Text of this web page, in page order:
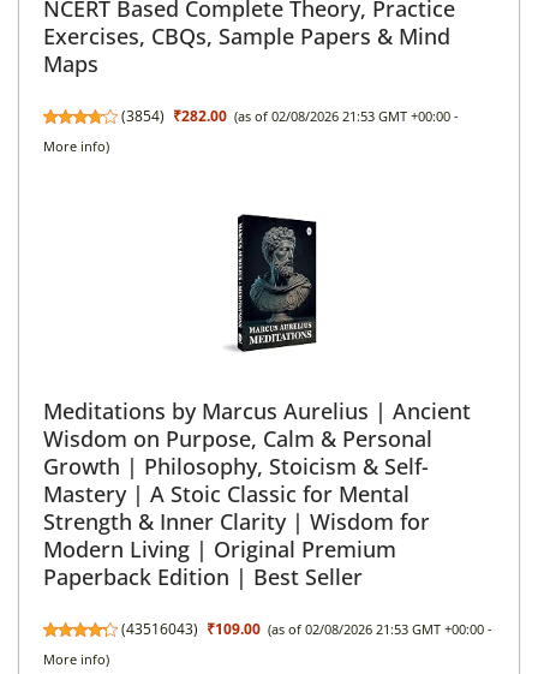
NCERT Based Complete Theory, Practice
Exercises, CBQs, Sample Papers & Mind
Maps
(3854) ₹282.00 (as of 02/08/2026 21:53 GMT +00:00 -
More info)
Meditations by Marcus Aurelius | Ancient
Wisdom on Purpose, Calm & Personal
Growth | Philosophy, Stoicism & Self-
Mastery | A Stoic Classic for Mental
Strength & Inner Clarity | Wisdom for
Modern Living | Original Premium
Paperback Edition | Best Seller
(43516043) ₹109.00 (as of 02/08/2026 21:53 GMT +00:00 -
More info)